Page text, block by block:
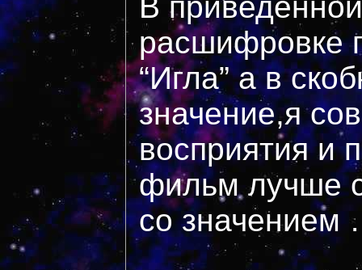
расшифровке
“Игла” а в
значение,я
восприятия и
фильм лучше
со